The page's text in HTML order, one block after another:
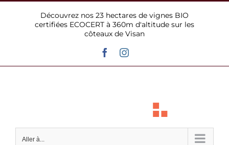
Découvrez nos 23 hectares de vignes BIO
certifiées ECOCERT à 360m d'altitude sur les
côteaux de Visan
FacebookInstagram
Aller à...